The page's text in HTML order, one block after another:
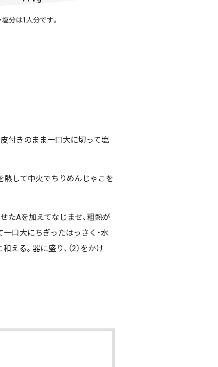
分は1人分です。
付きのまま一口大に切って塩
熱して中火でちりめんじゃこを
たAを加えてなじませ、粗熱が
口大にちぎったはっさく・水
える。器に盛り、（2）をかけ